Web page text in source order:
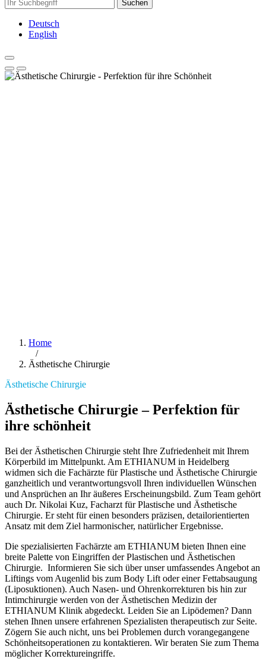
Suchen
Deutsch
English
Home
/
Ästhetische Chirurgie
Ästhetische Chirurgie
Ästhetische Chirurgie – Perfektion für
ihre schönheit
Bei der Ästhetischen Chirurgie steht Ihre Zufriedenheit mit Ihrem
Körperbild im Mittelpunkt. Am ETHIANUM in Heidelberg
widmen sich die Fachärzte für Plastische und Ästhetische Chirurgie
ganzheitlich und verantwortungsvoll Ihren individuellen Wünschen
und Ansprüchen an Ihr äußeres Erscheinungsbild. Zum Team gehört
auch Dr. Nikolai Kuz, Facharzt für Plastische und Ästhetische
Chirurgie. Er steht für einen besonders präzisen, detailorientierten
Ansatz mit dem Ziel harmonischer, natürlicher Ergebnisse.
Die spezialisierten Fachärzte am ETHIANUM bieten Ihnen eine
breite Palette von Eingriffen der Plastischen und Ästhetischen
Chirurgie. Informieren Sie sich über unser umfassendes Angebot an
Liftings vom Augenlid bis zum Body Lift oder einer Fettabsaugung
(Liposuktionen). Auch Nasen- und Ohrenkorrekturen bis hin zur
Intimchirurgie werden von der Ästhetischen Medizin der
ETHIANUM Klinik abgedeckt. Leiden Sie an Lipödemen? Dann
stehen Ihnen unsere erfahrenen Spezialisten therapeutisch zur Seite.
Zögern Sie auch nicht, uns bei Problemen durch vorangegangene
Schönheitsoperationen zu kontaktieren. Wir beraten Sie zum Thema
möglicher Korrektureingriffe.